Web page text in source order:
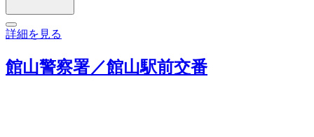
詳細を見る
館山警察署／館山駅前交番